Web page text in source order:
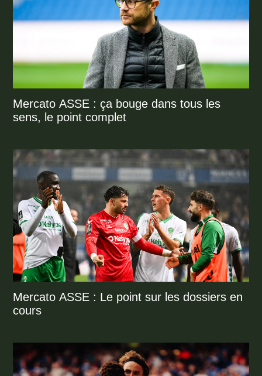
Mercato ASSE : ça bouge dans tous les
sens, le point complet
Mercato ASSE : Le point sur les dossiers en
cours